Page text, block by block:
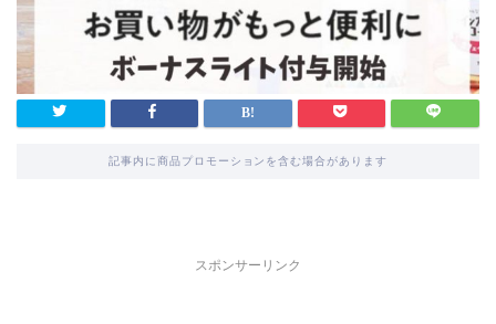
記事内に商品プロモーションを含む場合があります
スポンサーリンク